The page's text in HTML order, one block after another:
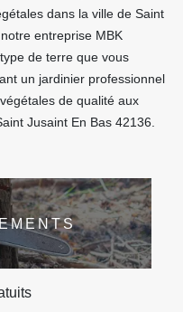
dans la ville de Saint
entreprise MBK
de terre que vous
un jardinier professionnel
de qualité aux
Jusaint En Bas 42136.